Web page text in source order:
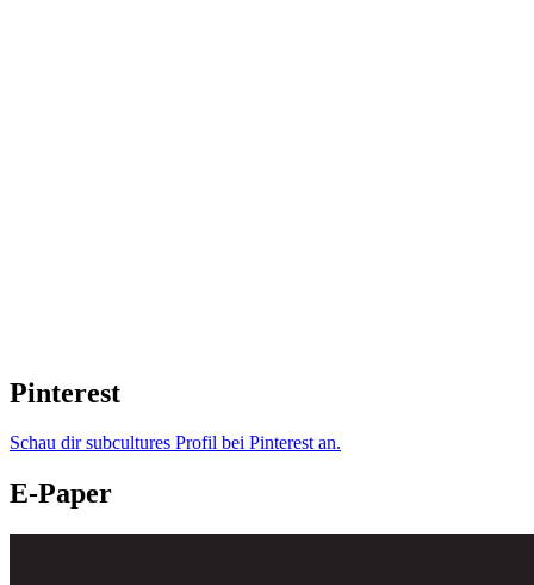
Pinterest
Schau dir subcultures Profil bei Pinterest an.
E-Paper